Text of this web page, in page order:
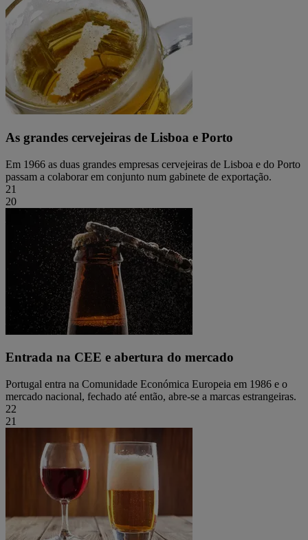
As grandes cervejeiras de Lisboa e Porto
Em 1966 as duas grandes empresas cervejeiras de Lisboa e do Porto
passam a colaborar em conjunto num gabinete de exportação.
21
20
Entrada na CEE e abertura do mercado
Portugal entra na Comunidade Económica Europeia em 1986 e o
mercado nacional, fechado até então, abre-se a marcas estrangeiras.
22
21